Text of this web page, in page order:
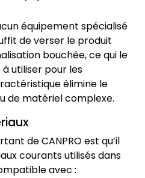
équipement spécialisé
de verser le produit
bouchée, ce qui le
utiliser pour les
élimine le
de matériel complexe.
de CANPRO est qu’il
courants utilisés dans
avec :